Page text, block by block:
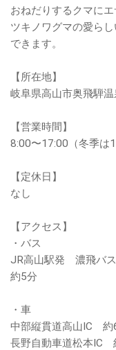
おねだりするクマに
ツキノワグマの愛ら
できます。
【所在地】
岐阜県高山市奥飛騨
【営業時間】
8:00〜17:00（冬季は
【定休日】
なし
【アクセス】
・バス
JR高山駅発 濃飛バ
約5分
・車
中部縦貫道高山IC 約
長野自動車道松本IC